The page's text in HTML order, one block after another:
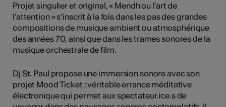
Projet singulier et original, « Mendh ou l’art de
l’attention » s’inscrit à la fois dans les pas des grandes
compositions de musique ambient ou atmosphérique
des années 70, ainsi que dans les trames sonores de la
musique orchestrale de film.
Dj St. Paul propose une immersion sonore avec son
projet Mood Ticket ; véritable errance méditative
électronique qui permet aux spectateur.ice.s de